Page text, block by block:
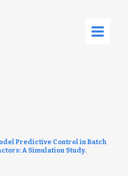
Predictive Control in Batch
A Simulation Study.